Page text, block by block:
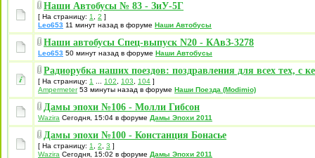
Наши Автобусы № 83 - ЗиУ-5Г
[ На страницу: 1 2 ]
Leo653 11 минут назад в форуме Наши Автобусы
Наши автобусы Спец-выпуск N20 - КАвЗ-3278
Leo653 50 минут назад в форуме Наши Автобусы
Радиорубка наших поездов: поздравления для всех тех, с
[ На страницу: 1 102 103 104 ]
Ampermeter53 минуты назад в форуме Наши Поезда (Modimio)
Дамы эпохи №106 - Молли Гибсон
Wazira Сегодня, 15:04 в форуме Дамы Эпохи 2011
Дамы эпохи №100 - Констанция Бонасье
[ На страницу: 1 2 3 ]
Wazira Сегодня, 15:02 в форуме Дамы Эпохи 2011